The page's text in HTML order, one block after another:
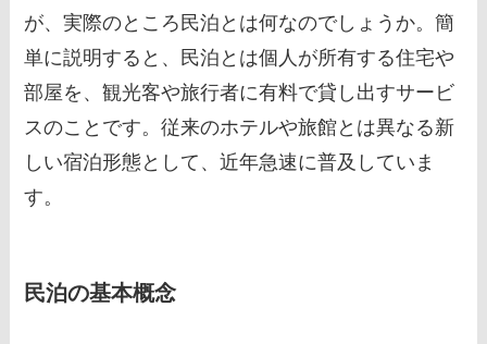
が、実際のところ民泊とは何なのでしょうか。簡
単に説明すると、民泊とは個人が所有する住宅や
部屋を、観光客や旅行者に有料で貸し出すサービ
スのことです。従来のホテルや旅館とは異なる新
しい宿泊形態として、近年急速に普及していま
す。
民泊の基本概念